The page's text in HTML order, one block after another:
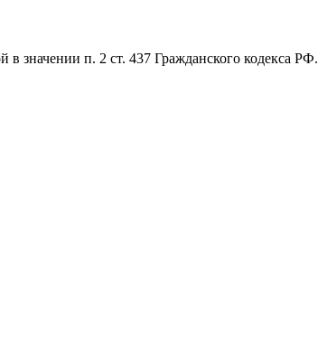
в значении п. 2 ст. 437 Гражданского кодекса РФ.